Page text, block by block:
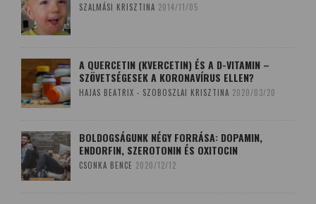
SZALMÁSI KRISZTINA 2014/11/05
A QUERCETIN (KVERCETIN) ÉS A D-VITAMIN –
SZÖVETSÉGESEK A KORONAVÍRUS ELLEN?
HAJAS BEATRIX - SZOBOSZLAI KRISZTINA 2020/03/20
BOLDOGSÁGUNK NÉGY FORRÁSA: DOPAMIN,
ENDORFIN, SZEROTONIN ÉS OXITOCIN
CSONKA BENCE 2020/12/12